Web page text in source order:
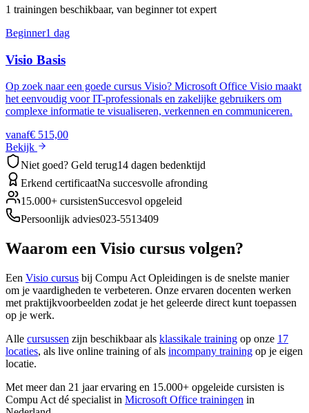
1 trainingen beschikbaar, van beginner tot expert
Beginner1 dag
Visio Basis
Op zoek naar een goede cursus Visio? Microsoft Office Visio maakt
het eenvoudig voor IT-professionals en zakelijke gebruikers om
complexe informatie te visualiseren, verkennen en communiceren.
vanaf€ 515,00
Bekijk
Niet goed? Geld terug14 dagen bedenktijd
Erkend certificaatNa succesvolle afronding
15.000+ cursistenSuccesvol opgeleid
Persoonlijk advies023-5513409
Waarom een Visio cursus volgen?
Een Visio cursus bij Compu Act Opleidingen is de snelste manier
om je vaardigheden te verbeteren. Onze ervaren docenten werken
met praktijkvoorbeelden zodat je het geleerde direct kunt toepassen
op je werk.
Alle cursussen zijn beschikbaar als klassikale training op onze 17
locaties, als live online training of als incompany training op je eigen
locatie.
Met meer dan 21 jaar ervaring en 15.000+ opgeleide cursisten is
Compu Act dé specialist in Microsoft Office trainingen in